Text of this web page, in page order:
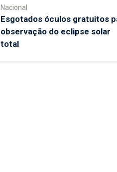
Nacional
Esgotados óculos gratuitos
observação do eclipse solar
total